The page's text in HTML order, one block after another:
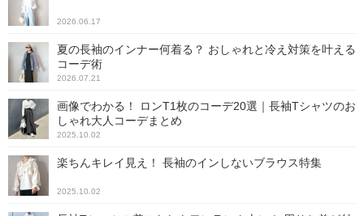
2026.06.17
夏の長袖のインナー何着る？ おしゃれと冷え対策を叶える
コーデ術
2026.07.21
画像でわかる！ ロンT1枚のコーデ20選｜長袖Tシャツのお
しゃれ大人コーデまとめ
2025.10.02
楽ちんキレイ見え！ 長袖のインしないブラウス特集
2025.10.02